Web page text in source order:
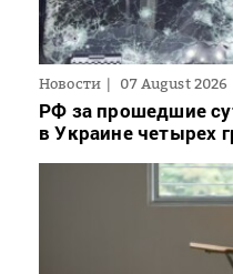
Новости 07 August 2026
РФ за прошедшие
в Украине четырех